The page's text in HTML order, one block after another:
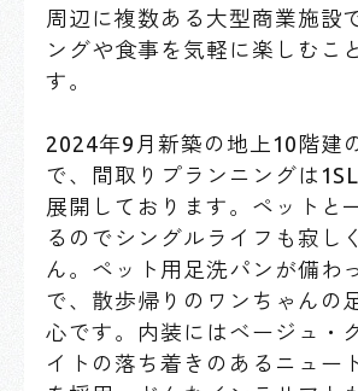
周辺に複数ある大型商業施設
ングや食事を気軽に楽しむこ
す。
2024年9月新築の地上10階建
で、間取りプランニングは
展開しております。ペットと
るのでシングルライフも寂し
ん。ペット用足洗パンが備わ
で、散歩帰りのワンちゃんの
心です。内装にはベージュ・
イトの落ち着きのあるニュー